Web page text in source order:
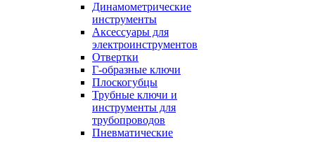
Динамометрические
инструменты
Аксессуары для
электроинструментов
Отвертки
Г-образные ключи
Плоскогубцы
Трубные ключи и
инструменты для
трубопроводов
Пневматические